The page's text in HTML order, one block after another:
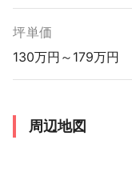
坪単価
130万円～179万円
周辺地図